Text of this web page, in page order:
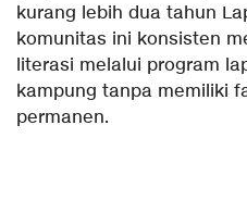
kurang lebih dua tahun
komunitas ini konsisten
literasi melalui program
kampung tanpa memiliki
permanen.